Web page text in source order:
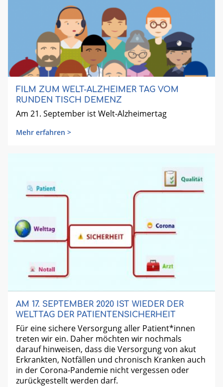
FILM ZUM WELT-ALZHEIMER TAG VOM
RUNDEN TISCH DEMENZ
Am 21. September ist Welt-Alzheimertag
Mehr erfahren >
AM 17. SEPTEMBER 2020 IST WIEDER DER
WELTTAG DER PATIENTENSICHERHEIT
Für eine sichere Versorgung aller Patient*innen
treten wir ein. Daher möchten wir nochmals
darauf hinweisen, dass die Versorgung von akut
Erkrankten, Notfällen und chronisch Kranken auch
in der Corona-Pandemie nicht vergessen oder
zurückgestellt werden darf.